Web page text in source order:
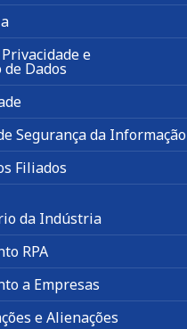
e
de Dados
Segurança da Informação
Filiados
da Indústria
RPA
a Empresas
e Alienações